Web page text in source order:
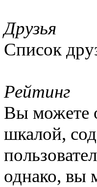
Друзья
Список
Рейтинг
Вы можете
шкалой,
однако, вы